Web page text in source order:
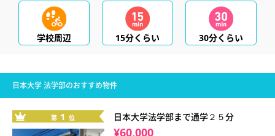
学校周辺 15分くらい 30分くらい
日本大学 法学部のおすすめ物件
第 1 位 日本大学法学部まで通学２５分
¥60,000